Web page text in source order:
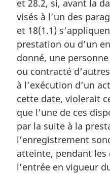
e
m
r
g
i
a
l
e
:
et 28.2, si, avant la
visés à l’un des
et 18(1.1)
prestation ou d’un
donné, une
ou contracté
à l’exécution d’un
cette date, violerait
que l’une de ces
par la suite à la
l’enregistrement
atteinte, pendant les
l’entrée en vigueur